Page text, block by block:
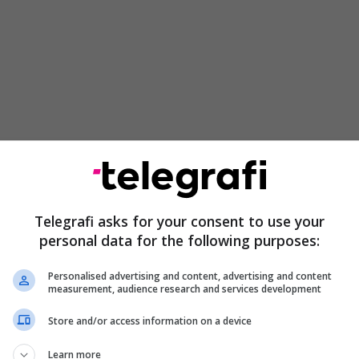
qenë 12 milionë e 889 mijë e 268 euro, kurse
është 14 milionë e 50 mijë e 940 euro, ndërsa
është 13 milionë e 33 mijë e 450 euro, ku si
së mirë realizimi i buxhetit për 2018 është në
qind si total dhe nga grandi qeveritar është në
për qind.
Telegrafi asks for your consent to use your
personal data for the following purposes:
Personalised advertising and content, advertising and content
measurement, audience research and services development
Store and/or access information on a device
Learn more